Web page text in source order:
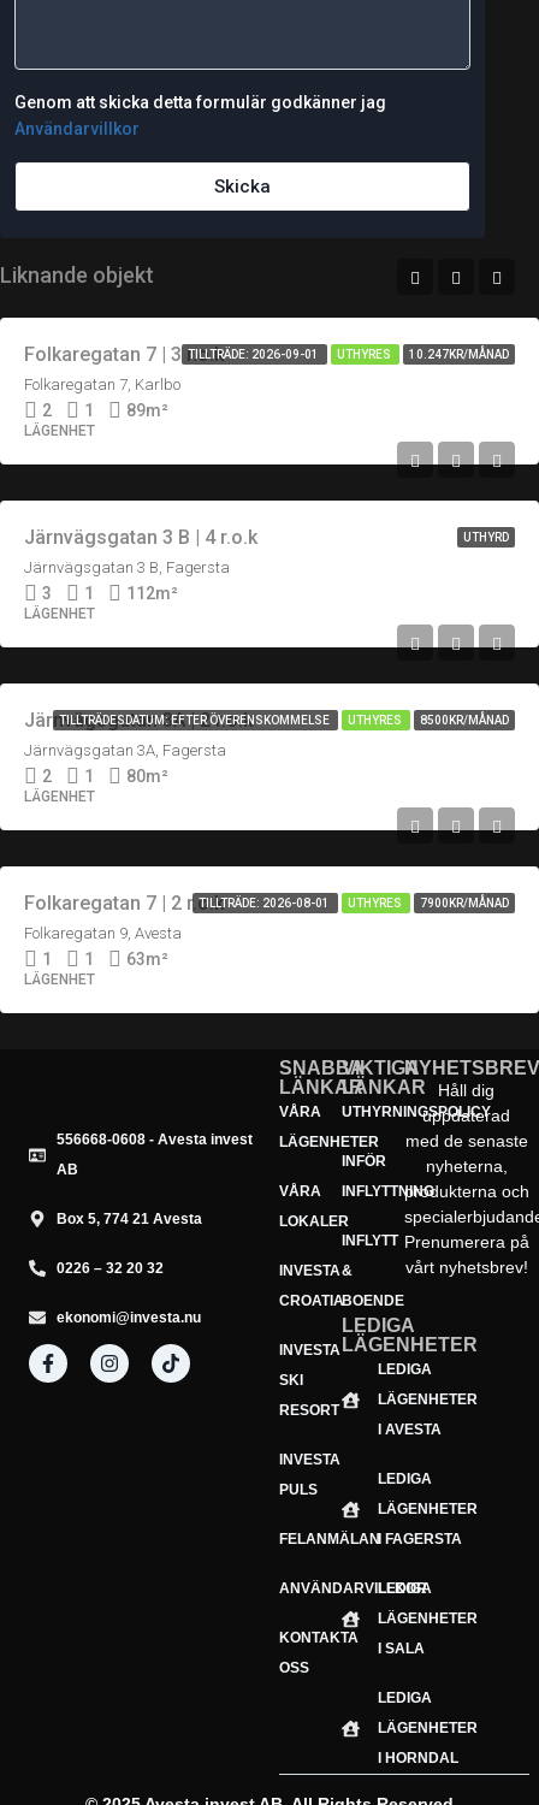
Genom att skicka detta formulär godkänner jag
Användarvillkor
Skicka
Liknande objekt
TILLTRÄDE: 2026-09-01 UTHYRES 10.247KR/MÅNAD
Folkaregatan 7 | 3 r.o.k
Folkaregatan 7, Karlbo
2 1 89m²
LÄGENHET
UTHYRD
Järnvägsgatan 3 B | 4 r.o.k
Järnvägsgatan 3 B, Fagersta
3 1 112m²
LÄGENHET
TILLTRÄDESDATUM: EFTER ÖVERENSKOMMELSE UTHYRES 8500KR/MÅNAD
Järnvägsgatan 3A | 2 r.o.k
Järnvägsgatan 3A, Fagersta
2 1 80m²
LÄGENHET
TILLTRÄDE: 2026-08-01 UTHYRES 7900KR/MÅNAD
Folkaregatan 7 | 2 r.o.k
Folkaregatan 9, Avesta
1 1 63m²
LÄGENHET
556668-0608 - Avesta invest
AB
Box 5, 774 21 Avesta
0226 – 32 20 32
ekonomi@investa.nu
SNABBA
LÄNKAR
VÅRA
LÄGENHETER
VÅRA
LOKALER
INVESTA
CROATIA
INVESTA
SKI
RESORT
INVESTA
PULS
FELANMÄLAN
ANVÄNDARVILLKOR
KONTAKTA
OSS
VIKTIGA
LÄNKAR
UTHYRNINGSPOLICY
INFÖR
INFLYTTNING
INFLYTT
&
BOENDE
LEDIGA
LÄGENHETER
LEDIGA
LÄGENHETER
I AVESTA
LEDIGA
LÄGENHETER
I FAGERSTA
LEDIGA
LÄGENHETER
I SALA
LEDIGA
LÄGENHETER
I HORNDAL
NYHETSBREV
Håll dig
uppdaterad
med de senaste
nyheterna,
produkterna och
Prenumerera på
vårt nyhetsbrev!
E-
postadress
Prenumerera